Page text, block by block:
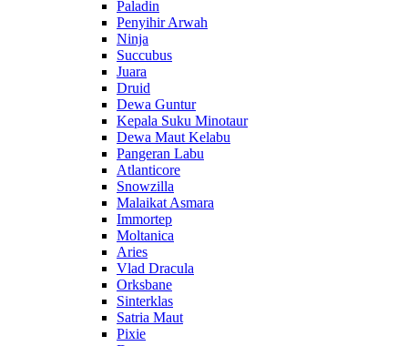
Paladin
Penyihir Arwah
Ninja
Succubus
Juara
Druid
Dewa Guntur
Kepala Suku Minotaur
Dewa Maut Kelabu
Pangeran Labu
Atlanticore
Snowzilla
Malaikat Asmara
Immortep
Moltanica
Aries
Vlad Dracula
Orksbane
Sinterklas
Satria Maut
Pixie